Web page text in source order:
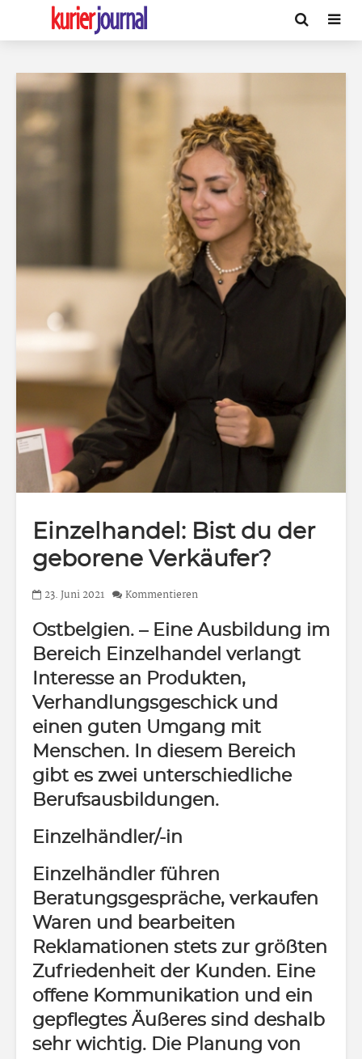
Einzelhandel: Bist du der
geborene Verkäufer?
23. Juni 2021 Kommentieren
Ostbelgien. – Eine Ausbildung im
Bereich Einzelhandel verlangt
Interesse an Produkten,
Verhandlungsgeschick und
einen guten Umgang mit
Menschen. In diesem Bereich
gibt es zwei unterschiedliche
Berufsausbildungen.
Einzelhändler/-in
Einzelhändler führen
Beratungsgespräche, verkaufen
Waren und bearbeiten
Reklamationen stets zur größten
Zufriedenheit der Kunden. Eine
offene Kommunikation und ein
gepflegtes Äußeres sind deshalb
sehr wichtig. Die Planung von